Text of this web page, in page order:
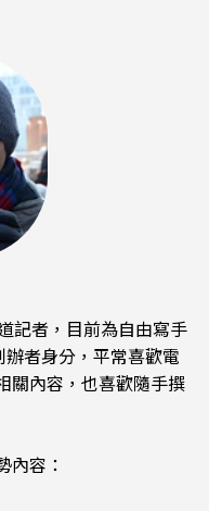
記者，目前為自由寫手
者身分，平常喜歡電
關內容，也喜歡隨手撰
內容：